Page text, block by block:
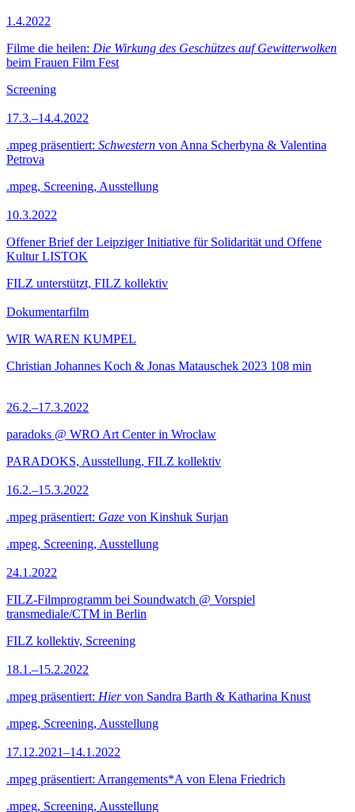
1.4.2022
Filme die heilen: Die Wirkung des Geschützes auf Gewitterwolken
beim Frauen Film Fest
Screening
17.3.–14.4.2022
.mpeg präsentiert: Schwestern von Anna Scherbyna & Valentina
Petrova
.mpeg, Screening, Ausstellung
10.3.2022
Offener Brief der Leipziger Initiative für Solidarität und Offene
Kultur LISTOK
FILZ unterstützt, FILZ kollektiv
Dokumentarfilm
WIR WAREN KUMPEL
Christian Johannes Koch & Jonas Matauschek 2023 108 min
26.2.–17.3.2022
paradoks @ WRO Art Center in Wrocław
PARADOKS, Ausstellung, FILZ kollektiv
16.2.–15.3.2022
.mpeg präsentiert: Gaze von Kinshuk Surjan
.mpeg, Screening, Ausstellung
24.1.2022
FILZ-Filmprogramm bei Soundwatch @ Vorspiel
transmediale/CTM in Berlin
FILZ kollektiv, Screening
18.1.–15.2.2022
.mpeg präsentiert: Hiervon Sandra Barth & Katharina Knust
.mpeg, Screening, Ausstellung
17.12.2021–14.1.2022
.mpeg präsentiert: Arrangements*A von Elena Friedrich
.mpeg, Screening, Ausstellung